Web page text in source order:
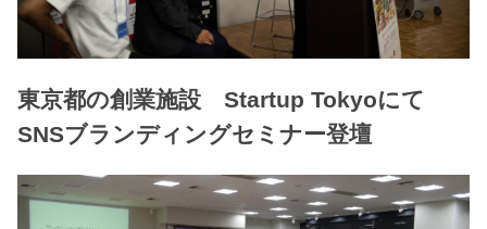
東京都の創業施設 Startup Tokyoにて
SNSブランディングセミナー登壇